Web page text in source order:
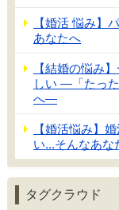
【婚活 悩み】
あなたへ
【結婚の悩み
しい ―「たっ
へ―
【婚活悩み】
い...そんなあな
タグクラウド